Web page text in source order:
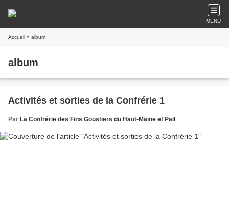
MENU
Accueil » album
album
Activités et sorties de la Confrérie 1
Par La Confrérie des Fins Goustiers du Haut-Maine et Pail